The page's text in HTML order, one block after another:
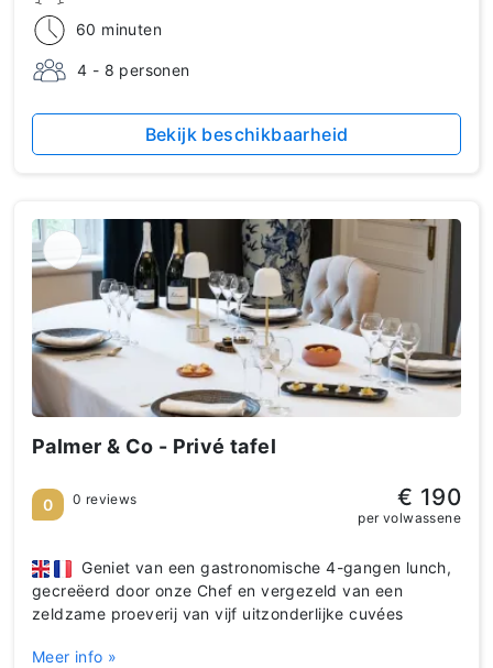
60 minuten
4 - 8 personen
Bekijk beschikbaarheid
Palmer & Co - Privé tafel
Geniet van een gastronomische 4-gangen lunch,
gecreëerd door onze Chef en vergezeld van een
zeldzame proeverij van vijf uitzonderlijke cuvées
Meer info »
0 0 reviews € 190
per volwassene